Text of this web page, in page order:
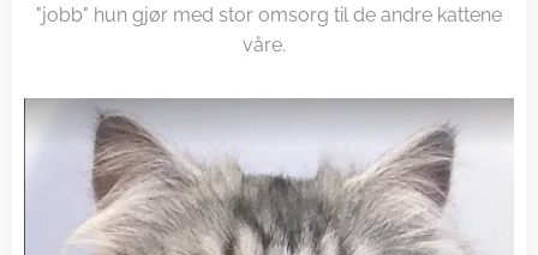
"jobb" hun gjør med stor omsorg til de andre kattene
våre.